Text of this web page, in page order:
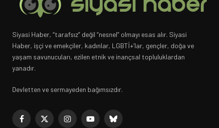
Siyasi Haber, “tarafsız” değil “nesnel” olmayı esas alır. Siyasi
Haber, işçi ve emekçiler, kadınlar, LGBTİ+’lar, gençler, doğa ve
yaşam savunucuları, ezilen etnik ve inançsal topluluklardan
yanadır.
Devletten ve sermayeden bağımsızdır.
Facebook
X
InstagramYouTubeBluesky